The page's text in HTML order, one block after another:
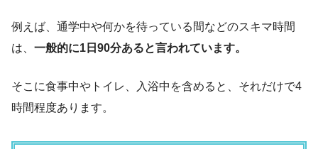
例えば、通学中や何かを待っている間などのスキマ時間
は、 一般的に1日90分あると言われています。
そこに食事中やトイレ、入浴中を含めると、それだけで4
時間程度あります。